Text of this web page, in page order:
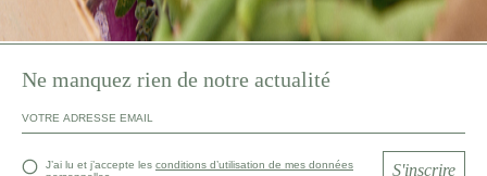
Ne manquez rien de notre actualité
J’ai lu et j’accepte les conditions d’utilisation de mes données
S'inscrire